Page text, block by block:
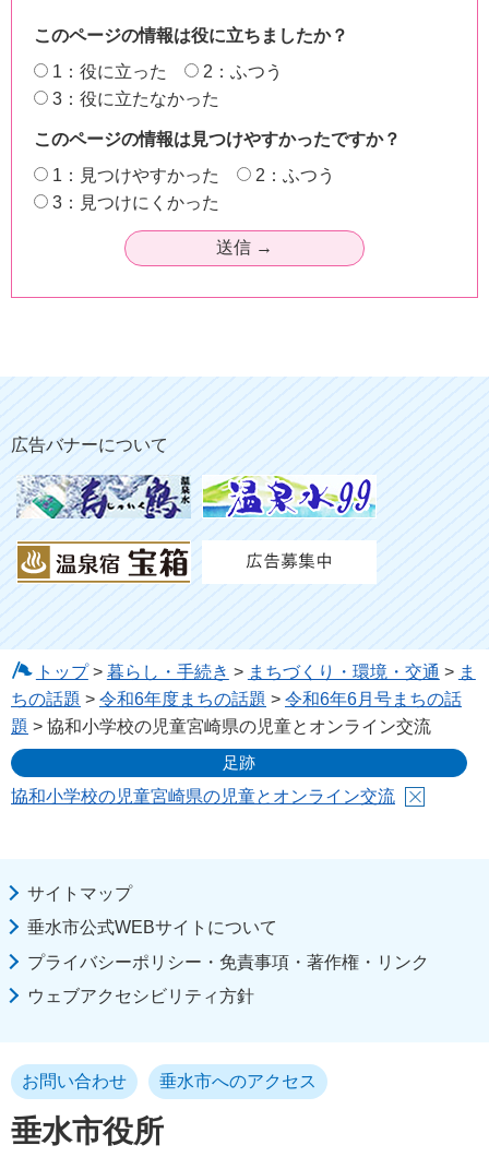
このページの情報は役に立ちましたか？
1：役に立った
2：ふつう
3：役に立たなかった
このページの情報は見つけやすかったですか？
1：見つけやすかった
2：ふつう
3：見つけにくかった
広告バナーについて
トップ> 暮らし・手続き > まちづくり・環境・交通 > ま
ちの話題 > 令和6年度まちの話題 > 令和6年6月号まちの話
題 > 協和小学校の児童宮崎県の児童とオンライン交流
足跡
協和小学校の児童宮崎県の児童とオンライン交流
サイトマップ
垂水市公式WEBサイトについて
プライバシーポリシー・免責事項・著作権・リンク
ウェブアクセシビリティ方針
垂水市役所
お問い合わせ 垂水市へのアクセス